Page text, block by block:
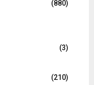
(880)
(3)
(210)